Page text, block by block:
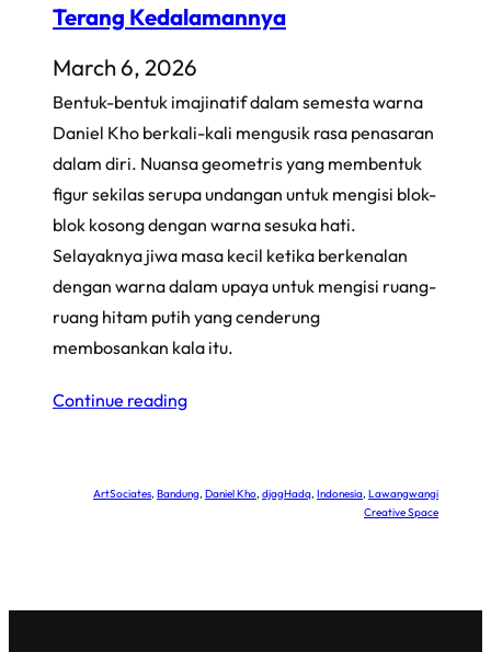
Terang Kedalamannya
March 6, 2026
Bentuk-bentuk imajinatif dalam semesta warna
Daniel Kho berkali-kali mengusik rasa penasaran
dalam diri. Nuansa geometris yang membentuk
figur sekilas serupa undangan untuk mengisi blok-
blok kosong dengan warna sesuka hati.
Selayaknya jiwa masa kecil ketika berkenalan
dengan warna dalam upaya untuk mengisi ruang-
ruang hitam putih yang cenderung
membosankan kala itu.
Continue reading
ArtSociates, Bandung, Daniel Kho, djagHadq, Indonesia, Lawangwangi
Creative Space